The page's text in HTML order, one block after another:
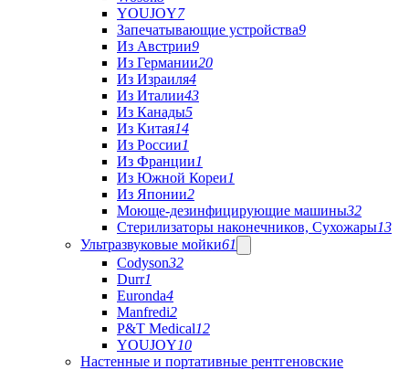
YOUJOY7
Запечатывающие устройства9
Из Австрии9
Из Германии20
Из Израиля4
Из Италии43
Из Канады5
Из Китая14
Из России1
Из Франции1
Из Южной Кореи1
Из Японии2
Моюще-дезинфицирующие машины32
Стерилизаторы наконечников, Сухожары13
Ультразвуковые мойки61
Codyson32
Durr1
Euronda4
Manfredi2
P&T Medical12
YOUJOY10
Настенные и портативные рентгеновские